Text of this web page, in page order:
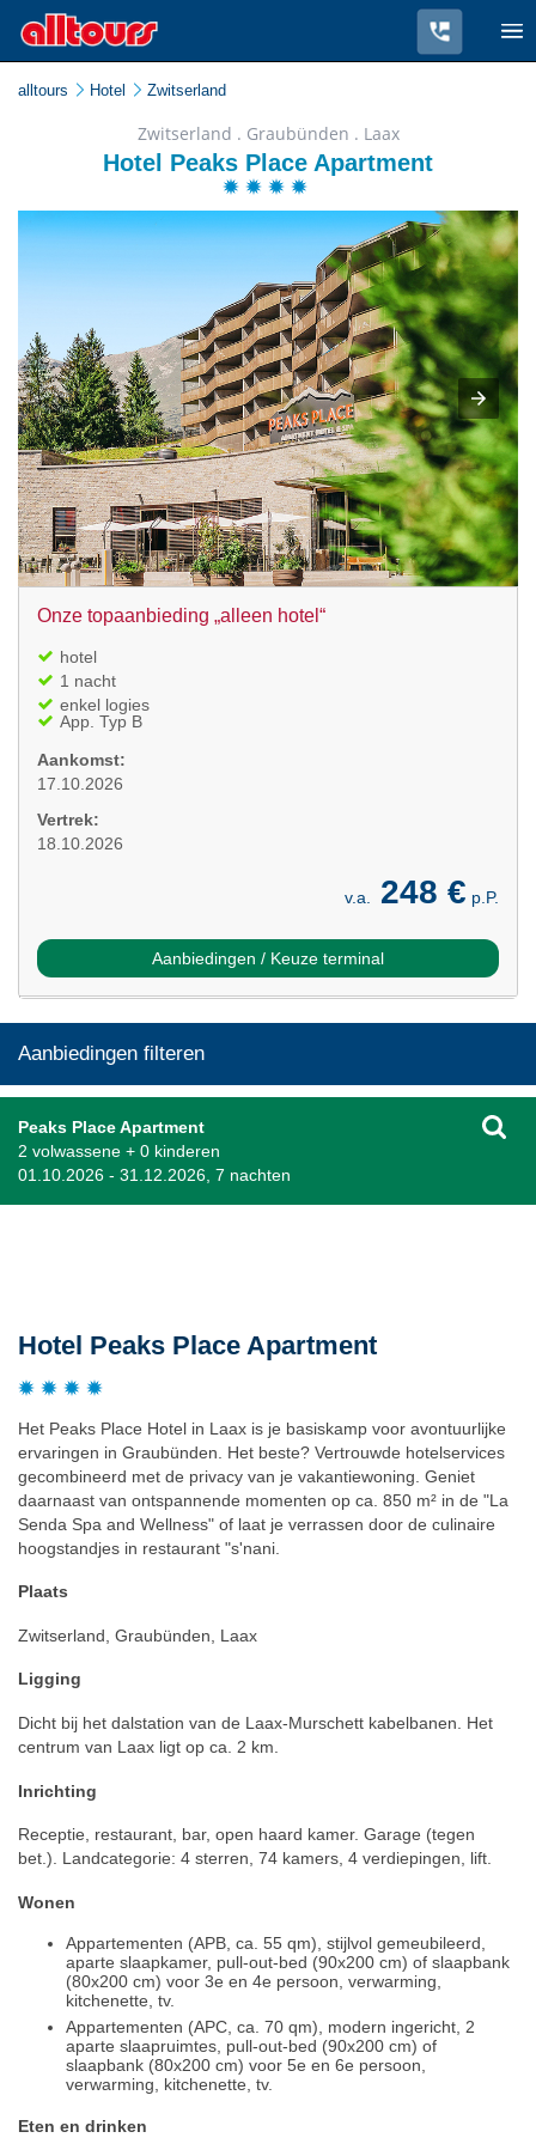
alltours Hotel Zwitserland
Zwitserland . Graubünden . Laax
Hotel Peaks Place Apartment
Onze topaanbieding „alleen hotel“
hotel
1 nacht
enkel logies
App. Typ B
Aankomst:
17.10.2026
Vertrek:
18.10.2026
v.a. 248 € p.P.
Aanbiedingen / Keuze terminal
Aanbiedingen filteren
Peaks Place Apartment
2 volwassene + 0 kinderen
01.10.2026 - 31.12.2026, 7 nachten
Hotel Peaks Place Apartment
Het Peaks Place Hotel in Laax is je basiskamp voor avontuurlijke
ervaringen in Graubünden. Het beste? Vertrouwde hotelservices
gecombineerd met de privacy van je vakantiewoning. Geniet
daarnaast van ontspannende momenten op ca. 850 m² in de "La
Senda Spa and Wellness" of laat je verrassen door de culinaire
hoogstandjes in restaurant "s'nani.
Plaats
Zwitserland, Graubünden, Laax
Ligging
Dicht bij het dalstation van de Laax-Murschett kabelbanen. Het
centrum van Laax ligt op ca. 2 km.
Inrichting
Receptie, restaurant, bar, open haard kamer. Garage (tegen
bet.). Landcategorie: 4 sterren, 74 kamers, 4 verdiepingen, lift.
Wonen
Appartementen (APB, ca. 55 qm), stijlvol gemeubileerd,
aparte slaapkamer, pull-out-bed (90x200 cm) of slaapbank
(80x200 cm) voor 3e en 4e persoon, verwarming,
kitchenette, tv.
Appartementen (APC, ca. 70 qm), modern ingericht, 2
aparte slaapruimtes, pull-out-bed (90x200 cm) of
slaapbank (80x200 cm) voor 5e en 6e persoon,
verwarming, kitchenette, tv.
Eten en drinken